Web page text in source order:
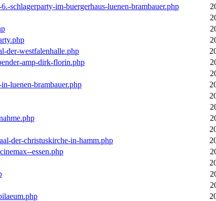
schlagerparty-im-buergerhaus-luenen-brambauer.php
der-westfalenhalle.php
amp-dirk-florin.php
luenen-brambauer.php
der-christuskirche-in-hamm.php
essen.php